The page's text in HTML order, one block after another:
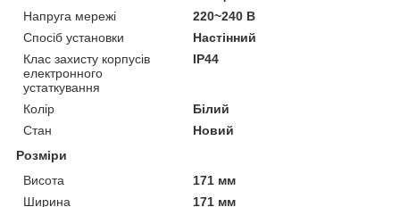
Напруга мережі
220~240 В
Спосіб установки
Настінний
Клас захисту корпусів
електронного
устаткування
IP44
Колір
Білий
Стан
Новий
Розміри
Висота
171 мм
Ширина
171 мм